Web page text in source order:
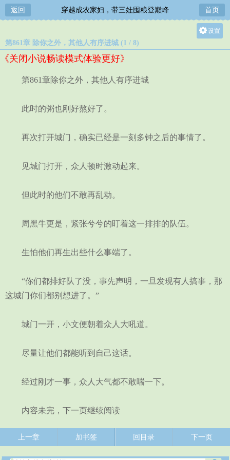
返回 穿越成农家妇，带三娃囤粮登巅峰 首页
设置
第861章 除你之外，其他人有序进城 (1 / 8)
《关闭小说畅读模式体验更好》
第861章除你之外，其他人有序进城
此时的粥也刚好熬好了。
再次打开城门，确实已经是一刻多钟之后的事情了。
见城门打开，众人顿时激动起来。
但此时的他们不敢再乱动。
周黑牛更是，紧张兮兮的盯着这一排排的队伍。
生怕他们再生出些什么事端了。
“你们都排好队了没，事先声明，一旦发现有人搞事，那
这城门你们都别想进了。”
城门一开，小文便朝着众人大吼道。
尽量让他们都能听到自己这话。
经过刚才一事，众人大气都不敢喘一下。
内容未完，下一页继续阅读
上一章 加书签 回目录 下一页